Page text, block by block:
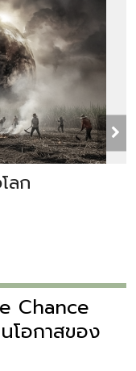
ลก
Chance
โอกาสของ